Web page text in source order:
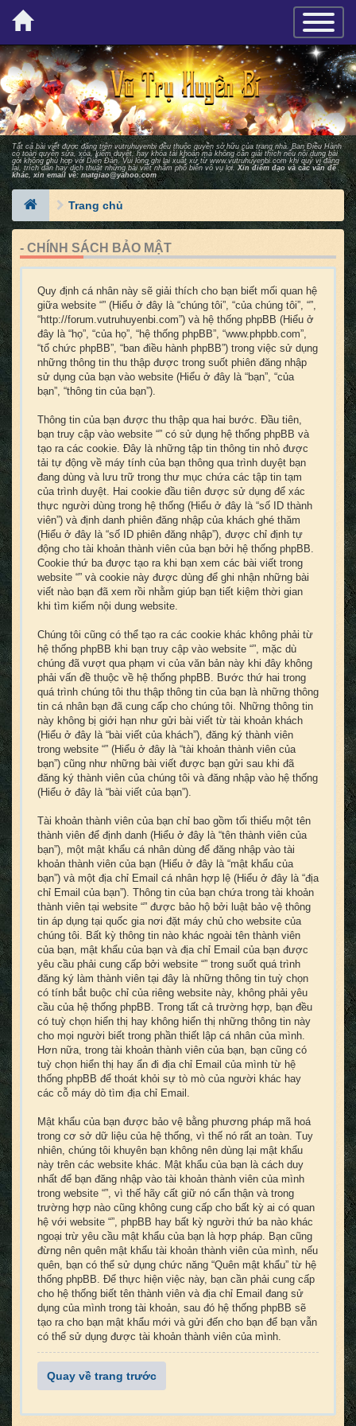
×
Tất cả bài viết được đăng trên vutruhuyenbi đều thuộc quyền sở hữu của trang nhà. Ban Ðiều Hành
có toàn quyền sửa, xóa, kiểm duyệt, hay khóa tài khoản mà không cần giải thích nếu nội dung bài
gởi không phù hợp với Diễn Ðàn. Vui lòng ghi lại xuất xứ từwww.vutruhuyenbi.comkhi quý vị đăng
lại, trích dẫn hay dịch thuật những bài viết nhằm phổ biến vô vụ lợi. Xin điểm đạo và các vấn đề
khác, xin email về: matgiao@yahoo.com
Trang chủ
- CHÍNH SÁCH BẢO MẬT
Quy định cá nhân này sẽ giải thích cho bạn biết mối quan hệ
giữa website “” (Hiểu ở đây là “chúng tôi”, “của chúng tôi”, “”,
“http://forum.vutruhuyenbi.com”) và hệ thống phpBB (Hiểu ở
đây là “họ”, “của họ”, “hệ thống phpBB”, “www.phpbb.com”,
“tổ chức phpBB”, “ban điều hành phpBB”) trong việc sử dụng
những thông tin thu thập được trong suốt phiên đăng nhập
sử dụng của bạn vào website (Hiểu ở đây là “bạn”, “của
bạn”, “thông tin của bạn”).
Thông tin của bạn được thu thập qua hai bước. Đầu tiên,
bạn truy cập vào website “” có sử dụng hệ thống phpBB và
tạo ra các cookie. Đây là những tập tin thông tin nhỏ được
tải tự động về máy tính của bạn thông qua trình duyệt bạn
đang dùng và lưu trữ trong thư mục chứa các tập tin tạm
của trình duyệt. Hai cookie đầu tiên được sử dụng để xác
thực người dùng trong hệ thống (Hiểu ở đây là “số ID thành
viên”) và định danh phiên đăng nhập của khách ghé thăm
(Hiểu ở đây là “số ID phiên đăng nhập”), được chỉ định tự
động cho tài khoản thành viên của bạn bởi hệ thống phpBB.
Cookie thứ ba được tạo ra khi bạn xem các bài viết trong
website “” và cookie này được dùng để ghi nhận những bài
viết nào bạn đã xem rồi nhằm giúp bạn tiết kiệm thời gian
khi tìm kiếm nội dung website.
Chúng tôi cũng có thể tạo ra các cookie khác không phải từ
hệ thống phpBB khi bạn truy cập vào website “”, mặc dù
chúng đã vượt qua phạm vi của văn bản này khi đây không
phải vấn đề thuộc về hệ thống phpBB. Bước thứ hai trong
quá trình chúng tôi thu thập thông tin của bạn là những thông
tin cá nhân bạn đã cung cấp cho chúng tôi. Những thông tin
này không bị giới hạn như gửi bài viết từ tài khoản khách
(Hiểu ở đây là “bài viết của khách”), đăng ký thành viên
trong website “” (Hiểu ở đây là “tài khoản thành viên của
bạn”) cũng như những bài viết được bạn gửi sau khi đã
đăng ký thành viên của chúng tôi và đăng nhập vào hệ thống
(Hiểu ở đây là “bài viết của bạn”).
Tài khoản thành viên của bạn chỉ bao gồm tối thiểu một tên
thành viên để định danh (Hiểu ở đây là “tên thành viên của
bạn”), một mật khẩu cá nhân dùng để đăng nhập vào tài
khoản thành viên của bạn (Hiểu ở đây là “mật khẩu của
bạn”) và một địa chỉ Email cá nhân hợp lệ (Hiểu ở đây là “địa
chỉ Email của bạn”). Thông tin của bạn chứa trong tài khoản
thành viên tại website “” được bảo hộ bởi luật bảo vệ thông
tin áp dụng tại quốc gia nơi đặt máy chủ cho website của
chúng tôi. Bất kỳ thông tin nào khác ngoài tên thành viên
của bạn, mật khẩu của bạn và địa chỉ Email của bạn được
yêu cầu phải cung cấp bởi website “” trong suốt quá trình
đăng ký làm thành viên tại đây là những thông tin tuỳ chọn
có tính bắt buộc chỉ của riêng website này, không phải yêu
cầu của hệ thống phpBB. Trong tất cả trường hợp, bạn đều
có tuỳ chọn hiển thị hay không hiển thị những thông tin này
cho mọi người biết trong phần thiết lập cá nhân của mình.
Hơn nữa, trong tài khoản thành viên của bạn, bạn cũng có
tuỳ chọn hiển thị hay ẩn đi địa chỉ Email của mình từ hệ
thống phpBB để thoát khỏi sự tò mò của người khác hay
các cỗ máy dò tìm địa chỉ Email.
Mật khẩu của bạn được bảo vệ bằng phương pháp mã hoá
trong cơ sở dữ liệu của hệ thống, vì thế nó rất an toàn. Tuy
nhiên, chúng tôi khuyên bạn không nên dùng lại mật khẩu
này trên các website khác. Mật khẩu của bạn là cách duy
nhất để bạn đăng nhập vào tài khoản thành viên của mình
trong website “”, vì thế hãy cất giữ nó cẩn thận và trong
trường hợp nào cũng không cung cấp cho bất kỳ ai có quan
hệ với website “”, phpBB hay bất kỳ người thứ ba nào khác
ngoại trừ yêu cầu mật khẩu của bạn là hợp pháp. Bạn cũng
đừng nên quên mật khẩu tài khoản thành viên của mình, nếu
quên, bạn có thể sử dụng chức năng “Quên mật khẩu” từ hệ
thống phpBB. Để thực hiện việc này, bạn cần phải cung cấp
cho hệ thống biết tên thành viên và địa chỉ Email đang sử
dụng của mình trong tài khoản, sau đó hệ thống phpBB sẽ
tạo ra cho bạn mật khẩu mới và gửi đến cho bạn để bạn vẫn
có thể sử dụng được tài khoản thành viên của mình.
Quay về trang trước